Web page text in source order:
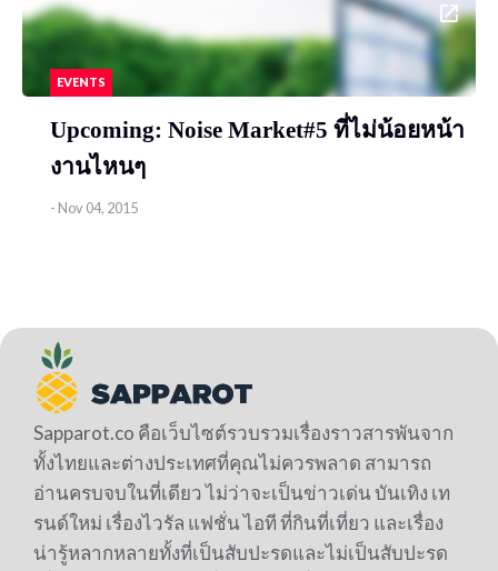
EVENTS
Upcoming: Noise Market#5 ที่ไม่น้อยหน้า
งานไหนๆ
- Nov 04, 2015
Sapparot.co คือเว็บไซต์รวบรวมเรื่องราวสารพันจาก
ทั้งไทยและต่างประเทศที่คุณไม่ควรพลาด สามารถ
อ่านครบจบในที่เดียว ไม่ว่าจะเป็นข่าวเด่น บันเทิง เท
รนด์ใหม่ เรื่องไวรัล แฟชั่น ไอที ที่กินที่เที่ยว และเรื่อง
น่ารู้หลากหลายทั้งที่เป็นสับปะรดและไม่เป็นสับปะรด